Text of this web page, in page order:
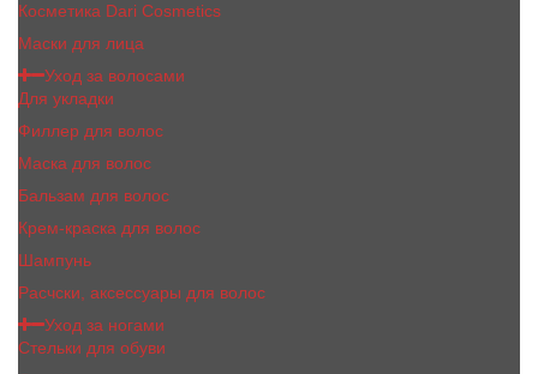
Косметика Dari Cosmetics
Маски для лица
Уход за волосами
Для укладки
Филлер для волос
Маска для волос
Бальзам для волос
Крем-краска для волос
Шампунь
Расчски, аксессуары для волос
Уход за ногами
Стельки для обуви